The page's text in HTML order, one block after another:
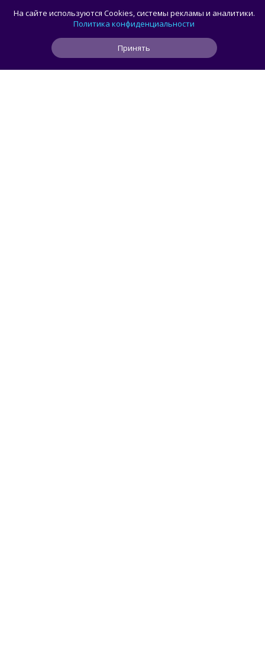
Вышла библиотека Mesa 26.2.0: крупный
релиз с исправлениями для современных
видеокарт на Linux
На сайте используются Cookies, системы рекламы и аналитики.
Политика конфиденциальности
Принять